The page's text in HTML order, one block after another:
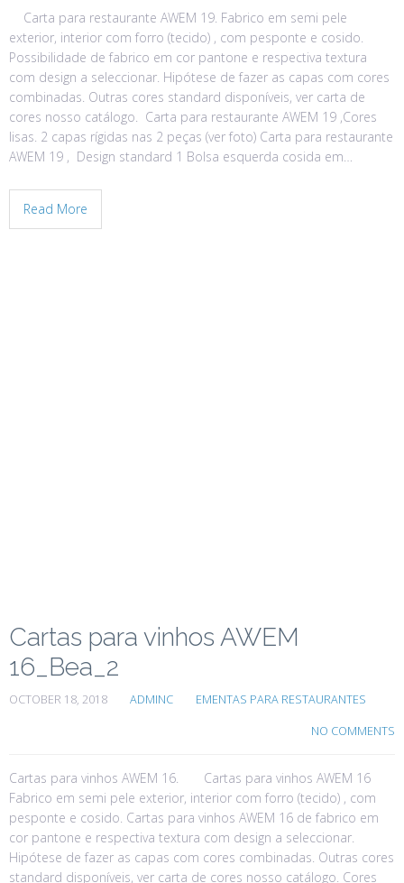
Carta para restaurante AWEM 19. Fabrico em semi pele
exterior, interior com forro (tecido) , com pesponte e cosido.
Possibilidade de fabrico em cor pantone e respectiva textura
com design a seleccionar. Hipótese de fazer as capas com cores
combinadas. Outras cores standard disponíveis, ver carta de
cores nosso catálogo. Carta para restaurante AWEM 19 ,Cores
lisas. 2 capas rígidas nas 2 peças (ver foto) Carta para restaurante
AWEM 19 , Design standard 1 Bolsa esquerda cosida em…
Read More
Cartas para vinhos AWEM
16_Bea_2
OCTOBER 18, 2018 ADMINC EMENTAS PARA RESTAURANTES
NO COMMENTS
Cartas para vinhos AWEM 16. Cartas para vinhos AWEM 16
Fabrico em semi pele exterior, interior com forro (tecido) , com
pesponte e cosido. Cartas para vinhos AWEM 16 de fabrico em
cor pantone e respectiva textura com design a seleccionar.
Hipótese de fazer as capas com cores combinadas. Outras cores
standard disponíveis, ver carta de cores nosso catálogo. Cores